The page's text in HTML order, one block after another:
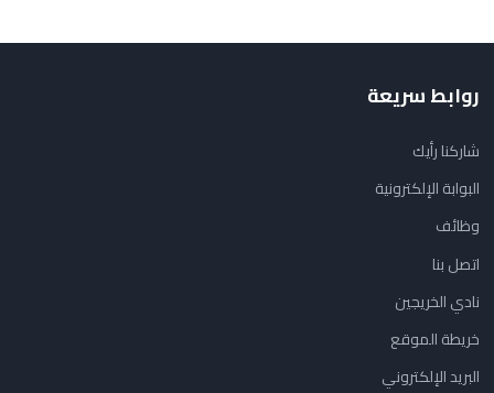
روابط سريعة
شاركنا رأيك
البوابة الإلكترونية
وظائف
اتصل بنا
نادي الخريجين
خريطة الموقع
البريد الإلكتروني